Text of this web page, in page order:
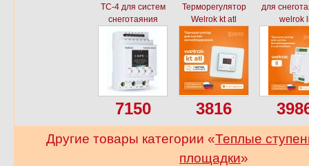
ТС-4 для систем
снеготаяния
7150
Терморегулятор
Welrok kt atl
3816
для
welrok
Другие товары категории «Теплые
площадки»